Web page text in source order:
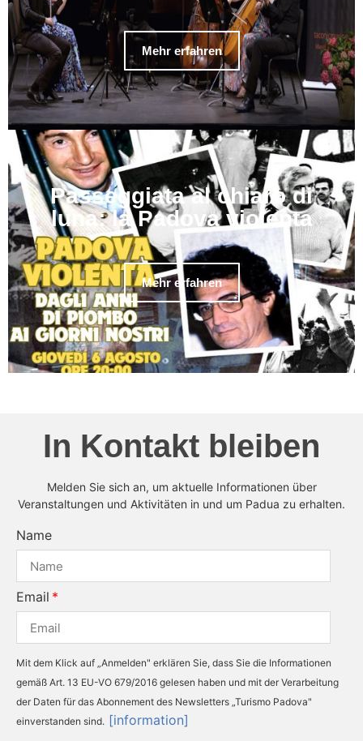
Mehr erfahren
Passeggiata al chiaro di
luna: la Padova violenta
Mehr erfahren
In Kontakt bleiben
Melden Sie sich an, um aktuelle Informationen über
Veranstaltungen und Aktivitäten in und um Padua zu erhalten.
Name
Email
Mit dem Klick auf „Anmelden" erklären Sie, dass Sie die Informationen
gemäß Art. 13 EU-VO 679/2016 gelesen haben und mit der Verarbeitung
der Daten für das Abonnement des Newsletters „Turismo Padova"
einverstanden sind. [information]